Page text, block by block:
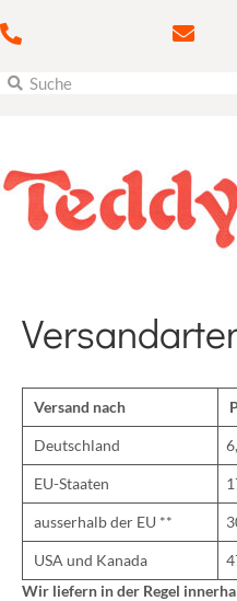
Versand nach
Deutschland
EU-Staaten
ausserhalb der EU **
USA und Kanada
Wir liefern in der Regel